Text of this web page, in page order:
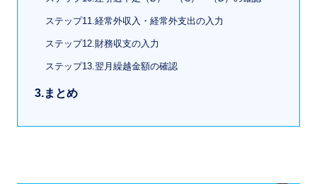
ステップ11.経常外収入・経常外支出の入力
ステップ12.財務収支の入力
ステップ13.翌月繰越金額の確認
3.まとめ